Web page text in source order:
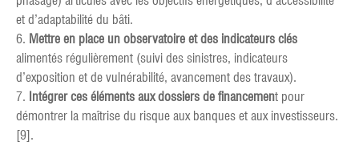
et d’adaptabilité du bâti.
6. Mettre en place un observatoire et des indicateurs clés
alimentés régulièrement (suivi des sinistres, indicateurs
d’exposition et de vulnérabilité, avancement des travaux).
7. Intégrer ces éléments aux dossiers de financement pour
démontrer la maîtrise du risque aux banques et aux investisseurs.
[9].